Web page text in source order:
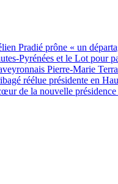
Pradié prône « un
Pyrénées et le Lot pour
Pierre-Marie
réélue présidente en
de la nouvelle